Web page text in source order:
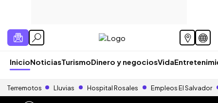
InicioNoticiasTurismoDinero y negociosVida
Terremotos Lluvias Hospital Rosales Empleos El Salvador